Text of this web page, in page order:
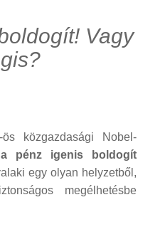
Vagy
közgazdasági Nobel-
pénz igenis boldogít
egy olyan helyzetből,
megélhetésbe